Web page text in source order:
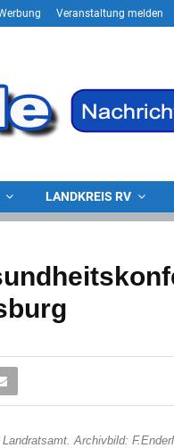
Veranstaltung melden
LANDKREIS RV
Archivbild: